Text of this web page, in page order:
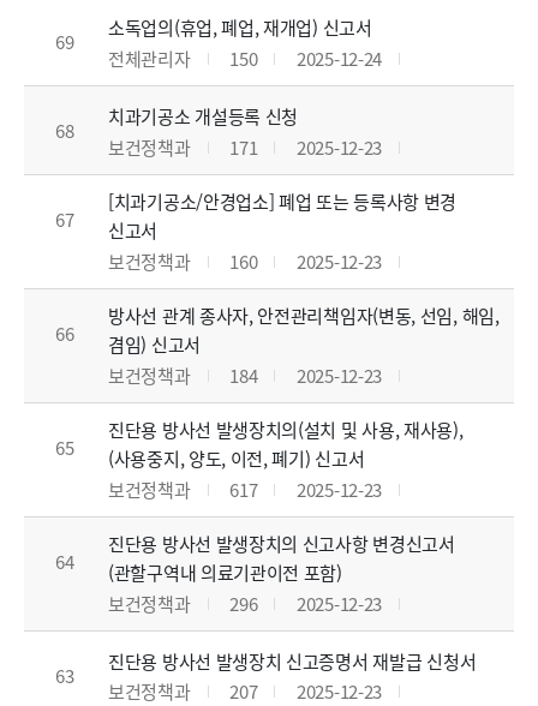
69
소독업의(휴업, 폐업, 재개업) 신고서
전체관리자
150 2025-12-24
68
치과기공소 개설등록 신청
보건정책과
171 2025-12-23
67
[치과기공소/안경업소] 폐업 또는 등록사항 변경
신고서
보건정책과
160 2025-12-23
66
방사선 관계 종사자, 안전관리책임자(변동, 선임, 해임,
겸임) 신고서
보건정책과
184 2025-12-23
65
진단용 방사선 발생장치의(설치 및 사용, 재사용),
(사용중지, 양도, 이전, 폐기) 신고서
보건정책과
617 2025-12-23
64
진단용 방사선 발생장치의 신고사항 변경신고서
(관할구역내 의료기관이전 포함)
보건정책과
296 2025-12-23
63
진단용 방사선 발생장치 신고증명서 재발급 신청서
보건정책과
207 2025-12-23